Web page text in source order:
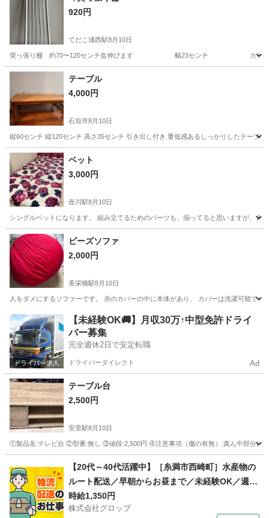
920円
てだこ浦西駅8月10日
突っ張り棚 約70〜120センチ迄伸びます 幅23センチ カラー(ホワイト) 素
沖縄 宜野湾市 てだこ浦西駅
テーブル
4,000円
石垣市8月10日
縦60センチ 縦120センチ 高さ35センチ 引き出し付き 重低感あるしっかりしたテーブル
沖縄 石垣市 テーブル
ベット
3,000円
壺川駅8月10日
シングルベットになります。 組み立てるためのパーツも、揃ってると思いますが、古
沖縄 那覇市 壺川駅
ビーズソファ
2,000円
美栄橋駅8月10日
人をダメにするソファーです。 赤のカバーの中に本体があり、 カバーは洗濯可能で
沖縄 那覇市 美栄橋駅 ソファ
【未経験OK🚚】月収30万↑中型免許ドライ
バー募集
完全週休2日で安定転職
ドライバーダイレクト Ad
テーブル台
2,500円
安里駅8月10日
①製品名:テレビ台 ②型番:無し ③値段:2,500円 ④注意事項（傷の有無）:真ん中部分に
安里駅 収納家具 注意事項
【20代～40代活躍中】［糸満市西崎町］水産物の
ルート配送／早朝からお昼まで／未経験OK／週休
2日／時給1,350円＋ガソリン代／正社員登用前提
時給1,350円
株式会社グロップ